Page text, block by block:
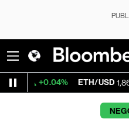
ETH/USD 1,863.438 -